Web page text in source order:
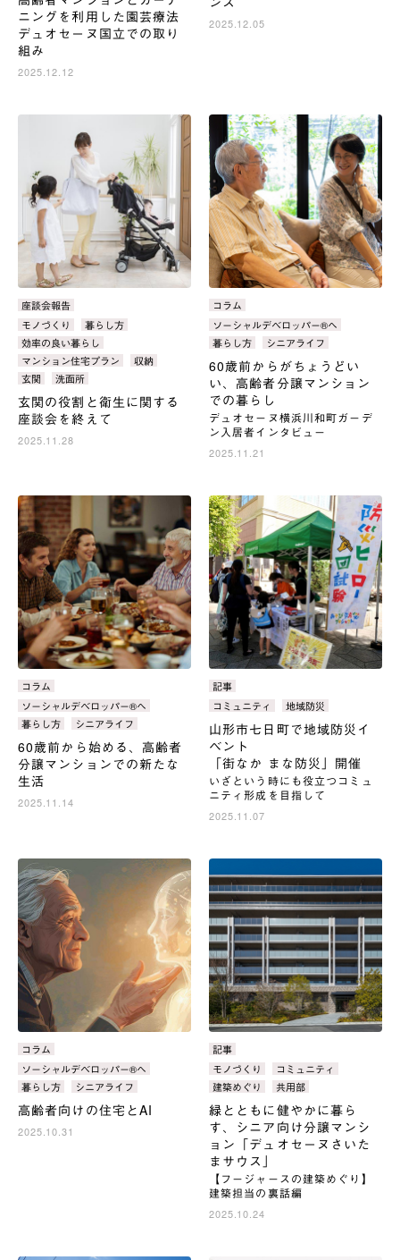
ニングを利用した園芸療法
デュオセーヌ国立での取り
組み
2025.12.12
2025.12.05
カ
テ
ゴ
リ：
座談会報告
タ
グ：
モノづくり
暮らし方
効率の良い暮らし
マンション住宅プラン
収納
玄関
洗面所
玄関の役割と衛生に関する
座談会を終えて
2025.11.28
カ
テ
ゴ
リ：
コラム
タ
グ：
ソーシャルデベロッパー®へ
暮らし方
シニアライフ
60歳前からがちょうどい
い、高齢者分譲マンション
での暮らし
デュオセーヌ横浜川和町ガーデ
ン入居者インタビュー
2025.11.21
カ
テ
ゴ
リ：
コラム
タ
グ：
ソーシャルデベロッパー®へ
暮らし方
シニアライフ
60歳前から始める、高齢者
分譲マンションでの新たな
生活
2025.11.14
カ
テ
リ：
記事
タコミュニティ 地域防災
山形市七日町で地域防災イ
ベント
「街なか まな防災」開催
いざという時にも役立つコミュ
ニティ形成を目指して
2025.11.07
カ
テ
ゴ
リ：
コラム
タ
グ：
ソーシャルデベロッパー®へ
暮らし方
シニアライフ
高齢者向けの住宅とAI
2025.10.31
カ
テ
ゴ
リ：
記事
タ
グ：
モノづくり
コミュニティ
建築めぐり
共用部
緑とともに健やかに暮ら
す、シニア向け分譲マンシ
ョン「デュオセーヌさいた
まサウス」
【フージャースの建築めぐり】
建築担当の裏話編
2025.10.24